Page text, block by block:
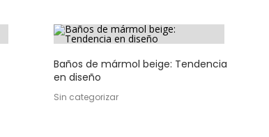
Baños de mármol beige: Tendencia
en diseño
Sin categorizar